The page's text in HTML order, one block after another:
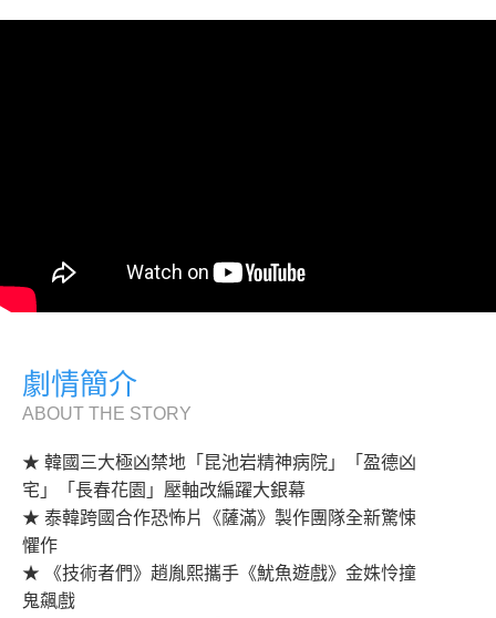
劇情簡介
ABOUT THE STORY
★ 韓國三大極凶禁地「昆池岩精神病院」「盈德凶
宅」「長春花園」壓軸改編躍大銀幕
★ 泰韓跨國合作恐怖片《薩滿》製作團隊全新驚悚
懼作
★ 《技術者們》趙胤熙攜手《魷魚遊戲》金姝怜撞
鬼飆戲